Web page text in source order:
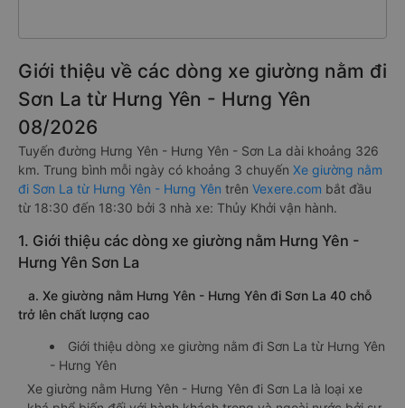
Giới thiệu về các dòng xe giường nằm đi
Sơn La từ Hưng Yên - Hưng Yên
08/2026
Tuyến đường Hưng Yên - Hưng Yên - Sơn La dài khoảng 326
km. Trung bình mỗi ngày có khoảng 3 chuyến Xe giường nằm
đi Sơn La từ Hưng Yên - Hưng Yên trên Vexere.com bắt đầu
từ 18:30 đến 18:30 bởi 3 nhà xe: Thủy Khởi vận hành.
1. Giới thiệu các dòng xe giường nằm Hưng Yên -
Hưng Yên Sơn La
a. Xe giường nằm Hưng Yên - Hưng Yên đi Sơn La 40 chỗ
trở lên chất lượng cao
Giới thiệu dòng xe giường nằm đi Sơn La từ Hưng Yên
- Hưng Yên
Xe giường nằm Hưng Yên - Hưng Yên đi Sơn La là loại xe